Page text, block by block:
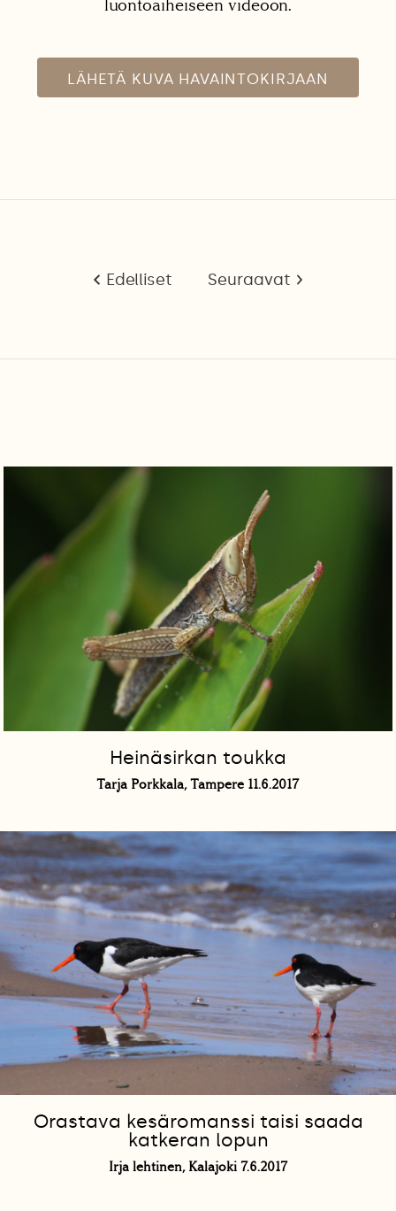
luontoaiheiseen videoon.
LÄHETÄ KUVA HAVAINTOKIRJAAN
Edelliset Seuraavat
Heinäsirkan toukka
Tarja Porkkala, Tampere 11.6.2017
Orastava kesäromanssi taisi saada
katkeran lopun
Irja lehtinen, Kalajoki 7.6.2017